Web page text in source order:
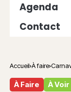
Agenda
Contact
Accueil À faire
À Faire À Voir